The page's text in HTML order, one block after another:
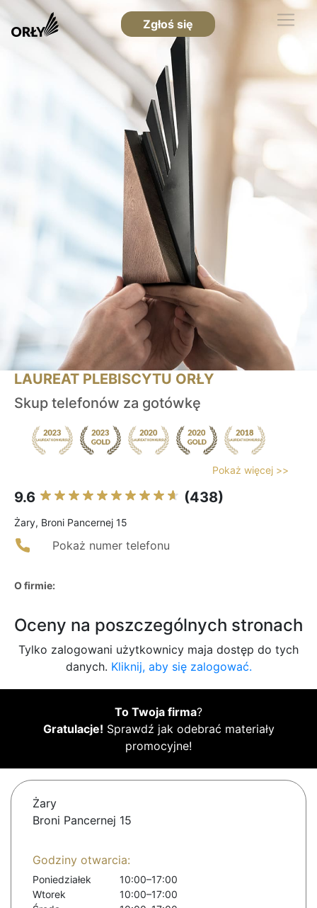
Zgłoś się
LAUREAT PLEBISCYTU ORŁY
Skup telefonów za gotówkę
Pokaż więcej >>
9.6 (438)
Żary, Broni Pancernej 15
Pokaż numer telefonu
O firmie:
Oceny na poszczególnych stronach
Tylko zalogowani użytkownicy maja dostęp do tych
danych. Kliknij, aby się zalogować.
To Twoja firma?
Gratulacje! Sprawdź jak odebrać materiały
promocyjne!
Żary
Broni Pancernej 15
Godziny otwarcia:
Poniedziałek
10:00–17:00
Wtorek
10:00–17:00